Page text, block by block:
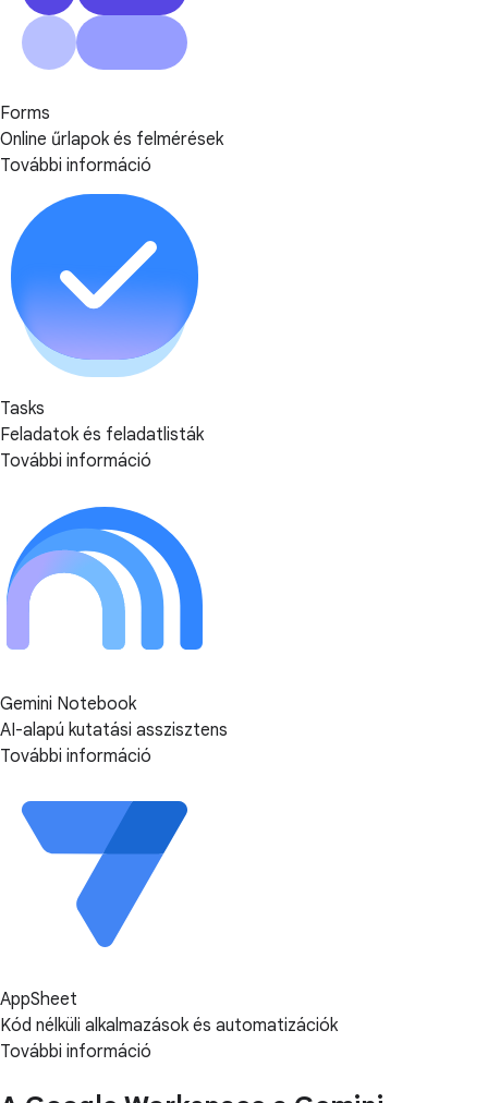
Forms
Online űrlapok és felmérések
További információ
Tasks
Feladatok és feladatlisták
További információ
Gemini Notebook
AI-alapú kutatási asszisztens
További információ
AppSheet
Kód nélküli alkalmazások és automatizációk
További információ